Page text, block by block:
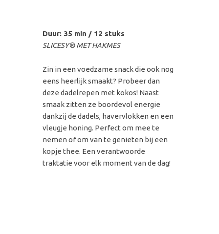
Duur: 35 min / 12 stuks
SLICESY® MET HAKMES
Zin in een voedzame snack die ook nog
eens heerlijk smaakt? Probeer dan
deze dadelrepen met kokos! Naast
smaak zitten ze boordevol energie
dankzij de dadels, havervlokken en een
vleugje honing. Perfect om mee te
nemen of om van te genieten bij een
kopje thee. Een verantwoorde
traktatie voor elk moment van de dag!